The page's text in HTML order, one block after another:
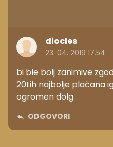
diocles
23. 04. 2019 17.54
bi ble bolj zanimive
20tih najbolje plačana
ogromen dolg
ODGOVORI